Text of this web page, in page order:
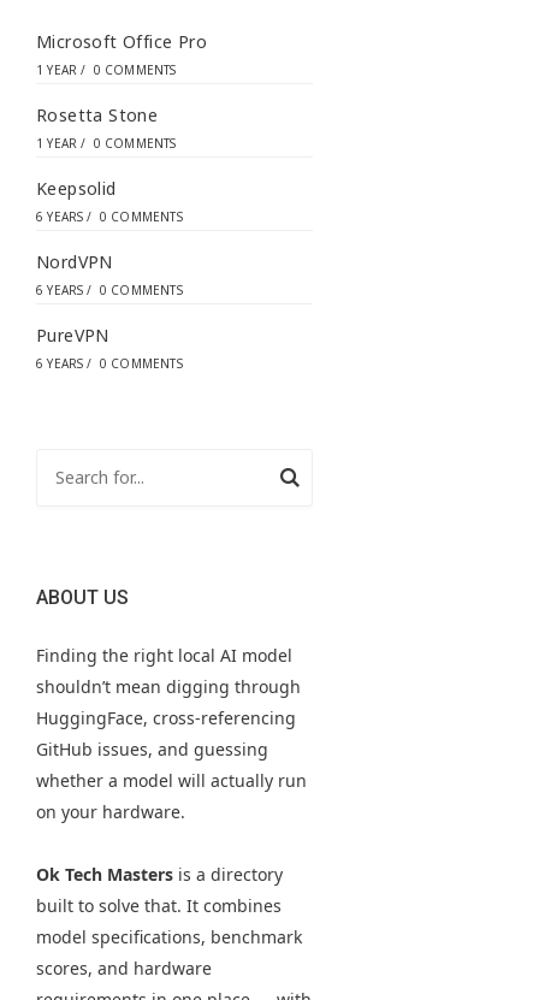
Microsoft Office Pro
1 YEAR / 0 COMMENTS
Rosetta Stone
1 YEAR / 0 COMMENTS
Keepsolid
6 YEARS / 0 COMMENTS
NordVPN
6 YEARS / 0 COMMENTS
PureVPN
6 YEARS / 0 COMMENTS
ABOUT US
Finding the right local AI model
shouldn’t mean digging through
HuggingFace, cross-referencing
GitHub issues, and guessing
whether a model will actually run
on your hardware.
Ok Tech Masters is a directory
built to solve that. It combines
model specifications, benchmark
scores, and hardware